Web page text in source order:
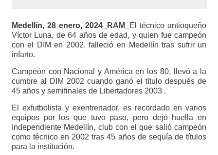
Medellín, 28 enero, 2024_RAM_
El técnico antioqueño
Víctor Luna, de 64 años de edad, y quien fue campeón
con el DIM en 2002, falleció en Medellín tras sufrir un
infarto.
Campeón con Nacional y América en los 80, llevó a la
cumbre al DIM 2002 cuando ganó el título después de
45 años y semifinales de Libertadores 2003 .
El exfutbolista y exentrenador, es recordado en varios
equipos por los que tuvo paso, pero dejó huella en
Independiente Medellín, club con el que salió campeón
como técnico en 2002 tras 45 años de sequía de títulos
para la institución.